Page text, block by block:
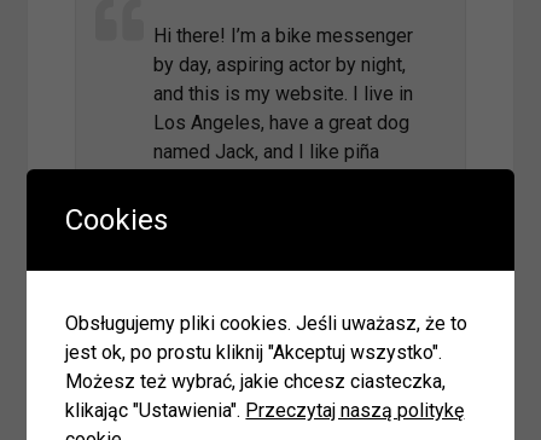
Hi there! I’m a bike messenger
by day, aspiring actor by night,
and this is my website. I live in
Los Angeles, have a great dog
named Jack, and I like piña
the rain.)
The XYZ Doohickey Company
Cookies
Obsługujemy pliki cookies. Jeśli uważasz, że to
jest ok, po prostu kliknij "Akceptuj wszystko".
Możesz też wybrać, jakie chcesz ciasteczka,
klikając "Ustawienia". Przeczytaj naszą politykę